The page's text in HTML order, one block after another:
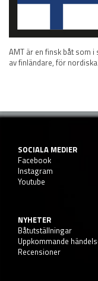
AMT är en finsk båt som
av finländare, för
SOCIALA MEDIER
Facebook
Instagram
Youtube
NYHETER
Båtutställningar
Uppkommande
Recensioner